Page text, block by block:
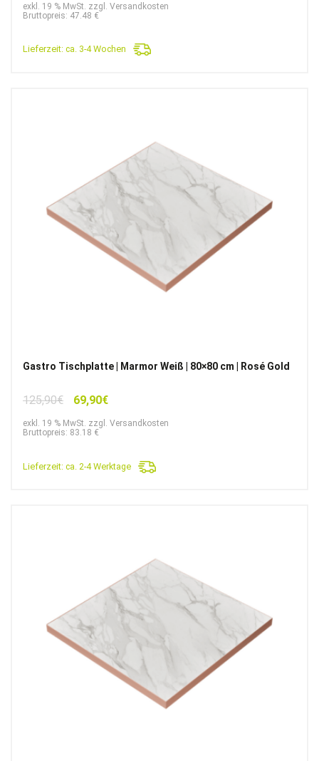
war:
ist:
exkl. 19 % MwSt. zzgl. Versandkosten
Bruttopreis: 47.48 €
Lieferzeit: ca. 3-4 Wochen
Gastro Tischplatte | Marmor Weiß | 80×80 cm | Rosé Gold
125,90€
Ursprünglicher
war:
69,90€Aktueller
ist:
exkl. 19 % MwSt. zzgl. Versandkosten
Bruttopreis: 83.18 €
Lieferzeit: ca. 2-4 Werktage